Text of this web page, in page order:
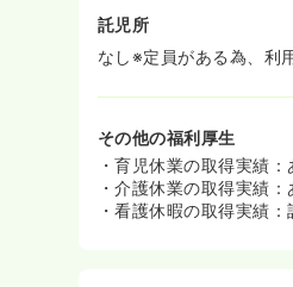
託児所
なし※定員がある為、利
その他の福利厚生
・育児休業の取得実績：
・介護休業の取得実績：
・看護休暇の取得実績：